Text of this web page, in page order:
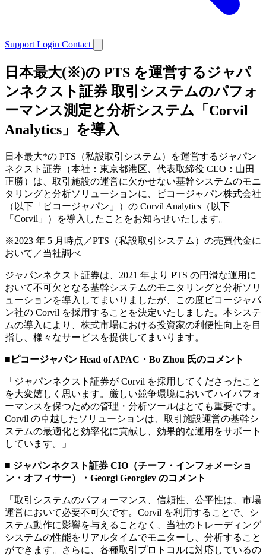
Support Login Contact
日本最大(※)の PTS を運営するジャパ
ンネクスト証券 取引システムのパフォ
ーマンス測定と分析システム「Corvil
Analytics」を導入
日本最大*の PTS（私設取引システム）を運営するジャパン
ネクスト証券（本社：東京都港区、代表取締役 CEO：山田
正勝）は、取引施設の運営に欠かせない基幹システムのモニ
タリングと分析ソリューションに、ピコージャパン株式会社
（以下「ピコージャパン」）の Corvil Analytics（以下
「Corvil」）を導入したことをお知らせいたします。
※2023 年 5 月時点／PTS（私設取引システム）の売買代金に
おいて／当社調べ
ジャパンネクスト証券は、2021 年より PTS の円滑な運用に
おいて不可欠となる基幹システムのモニタリングと分析ソリ
ューションを導入してまいりましたが、この度ピコージャパ
ン社の Corvil を採用することを決定いたしました。本システ
ムの導入により、株式市場における投資家の利便性向上を目
指し、様々なサービスを提供してまいります。
■ピコージャパン Head of APAC・Bo Zhou 氏のコメント
「ジャパンネクスト証券が Corvil を採用してくださったこと
を大変嬉しく思います。厳しい競争環境においてハイパフォ
ーマンスを保つための管理・分析ツールはとても重要です。
Corvil の卓越したソリューションは、取引施設運営の基幹シ
ステムの最適化と効率化に貢献し、効果的な運用をサポート
しています。」
■ ジャパンネクスト証券 CIO（チーフ・インフォメーショ
ン・オフィサー）・Georgi Georgiev のコメント
「取引システムのパフォーマンス、信頼性、公平性は、市場
運営において必要不可欠です。Corvil を利用することで、シ
ステム動作に影響を与えることなく、当社のトレーディング
システムの性能をリアルタイムでモニターし、分析すること
ができます。さらに、各種取引プロトコルに対応しているの